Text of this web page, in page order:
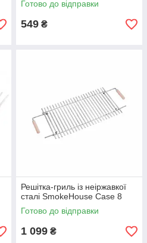
Готово до відправки
549 ₴
Решітка-гриль із неіржавкої
сталі SmokeHouse Case 8
Готово до відправки
1 099 ₴